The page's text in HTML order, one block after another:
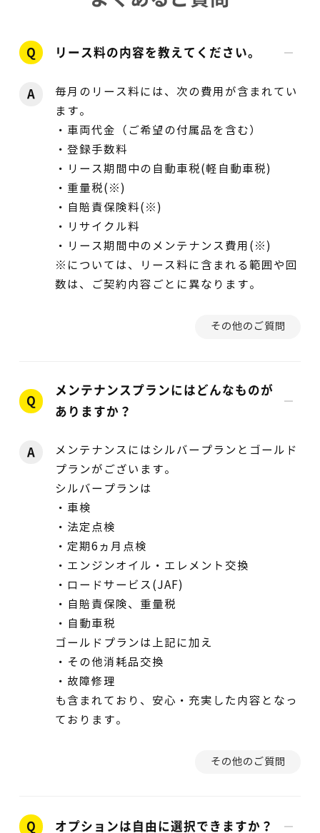
Q リース料の内容を教えてください。
A
毎月のリース料には、次の費用が含まれてい
ます。
・車両代金（ご希望の付属品を含む）
・登録手数料
・リース期間中の自動車税(軽自動車税)
・重量税(※)
・自賠責保険料(※)
・リサイクル料
・リース期間中のメンテナンス費用(※)
※については、リース料に含まれる範囲や回
数は、ご契約内容ごとに異なります。
その他のご質問
Q
メンテナンスプランにはどんなものが
ありますか？
A
メンテナンスにはシルバープランとゴールド
プランがございます。
シルバープランは
・車検
・法定点検
・定期6ヵ月点検
・エンジンオイル・エレメント交換
・ロードサービス(JAF)
・自賠責保険、重量税
・自動車税
ゴールドプランは上記に加え
・その他消耗品交換
・故障修理
も含まれており、安心・充実した内容となっ
ております。
その他のご質問
Q オプションは自由に選択できますか？